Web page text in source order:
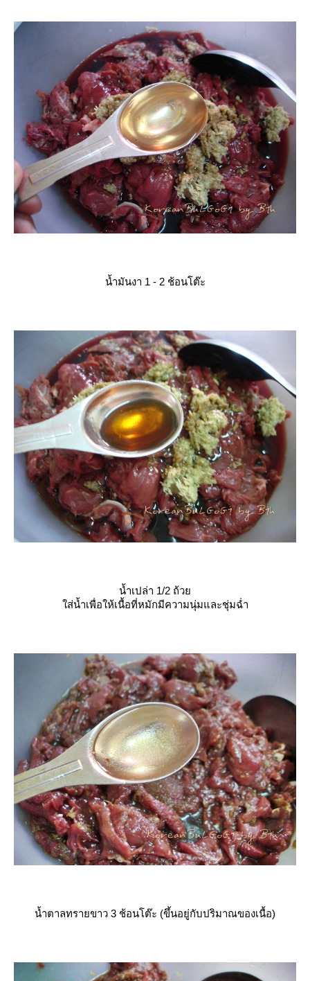
น้ำมันงา 1 - 2 ช้อนโต๊ะ
น้ำเปล่า 1/2 ถ้ว
ส่น้ำเพื่อให้เนื้อที่หมักมีความนุ่มและชุ่มฉ่ำ
น้ำตาลทรายขาว 3 ช้อนโต๊ะ (ขึ้นอยู่กับปริมาณของเนื้อ)